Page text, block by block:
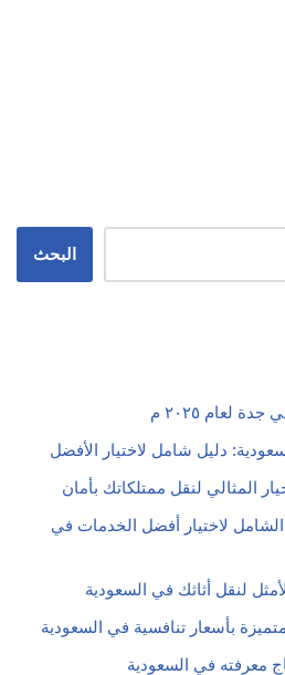
البحث
دليل شامل لاختيار الأفضل
المثالي لنقل ممتلكاتك بأمان
لاختيار أفضل الخدمات في
لنقل أثاثك في السعودية
بأسعار تنافسية في السعودية
معرفته في السعودية